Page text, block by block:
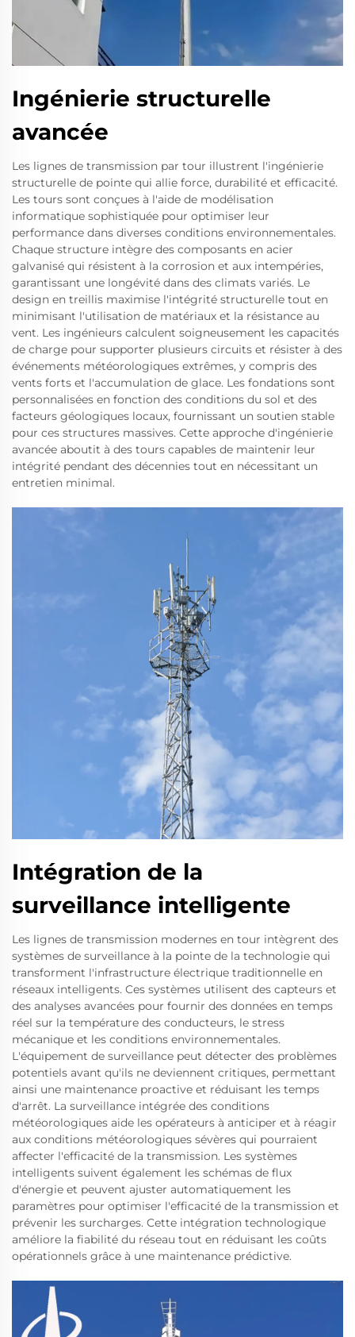
Ingénierie structurelle
avancée
Les lignes de transmission par tour illustrent l'ingénierie
structurelle de pointe qui allie force, durabilité et efficacité.
Les tours sont conçues à l'aide de modélisation
informatique sophistiquée pour optimiser leur
performance dans diverses conditions environnementales.
Chaque structure intègre des composants en acier
galvanisé qui résistent à la corrosion et aux intempéries,
garantissant une longévité dans des climats variés. Le
design en treillis maximise l'intégrité structurelle tout en
minimisant l'utilisation de matériaux et la résistance au
vent. Les ingénieurs calculent soigneusement les capacités
de charge pour supporter plusieurs circuits et résister à des
événements météorologiques extrêmes, y compris des
vents forts et l'accumulation de glace. Les fondations sont
personnalisées en fonction des conditions du sol et des
facteurs géologiques locaux, fournissant un soutien stable
pour ces structures massives. Cette approche d'ingénierie
avancée aboutit à des tours capables de maintenir leur
intégrité pendant des décennies tout en nécessitant un
entretien minimal.
Intégration de la
surveillance intelligente
Les lignes de transmission modernes en tour intègrent des
systèmes de surveillance à la pointe de la technologie qui
transforment l'infrastructure électrique traditionnelle en
réseaux intelligents. Ces systèmes utilisent des capteurs et
des analyses avancées pour fournir des données en temps
réel sur la température des conducteurs, le stress
mécanique et les conditions environnementales.
L'équipement de surveillance peut détecter des problèmes
potentiels avant qu'ils ne deviennent critiques, permettant
ainsi une maintenance proactive et réduisant les temps
d'arrêt. La surveillance intégrée des conditions
météorologiques aide les opérateurs à anticiper et à réagir
aux conditions météorologiques sévères qui pourraient
affecter l'efficacité de la transmission. Les systèmes
intelligents suivent également les schémas de flux
d'énergie et peuvent ajuster automatiquement les
paramètres pour optimiser l'efficacité de la transmission et
prévenir les surcharges. Cette intégration technologique
améliore la fiabilité du réseau tout en réduisant les coûts
opérationnels grâce à une maintenance prédictive.